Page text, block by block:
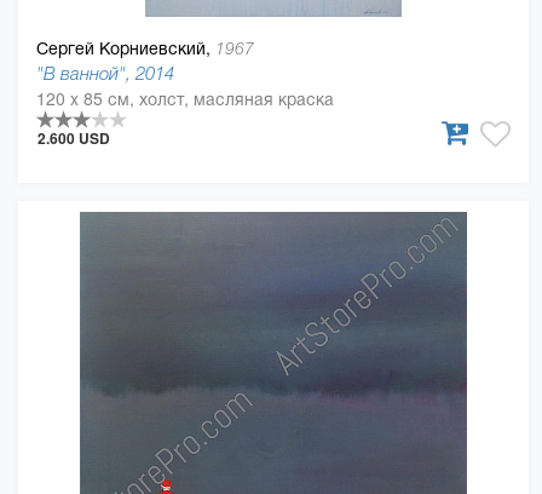
Сергей Корниевский, 1967
"В ванной", 2014
120 x 85 см, холст, масляная краска
2.600 USD